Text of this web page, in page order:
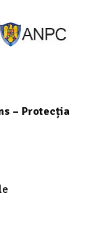
– Protecția